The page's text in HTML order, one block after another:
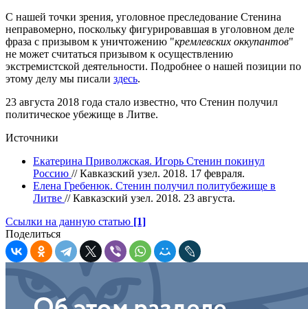
С нашей точки зрения, уголовное преследование Стенина
неправомерно, поскольку фигурировавшая в уголовном деле
фраза с призывом к уничтожению "кремлевских оккупантов"
не может считаться призывом к осуществлению
экстремистской деятельности. Подробнее о нашей позиции по
этому делу мы писали здесь.
23 августа 2018 года стало известно, что Стенин получил
политическое убежище в Литве.
Источники
Екатерина Приволжская. Игорь Стенин покинул
Россию // Кавказский узел. 2018. 17 февраля.
Елена Гребенюк. Стенин получил политубежище в
Литве // Кавказский узел. 2018. 23 августа.
Ссылки на данную статью [1]
Поделиться